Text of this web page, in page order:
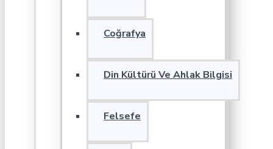
Coğrafya
Din Kültürü Ve Ahlak Bilgisi
Felsefe